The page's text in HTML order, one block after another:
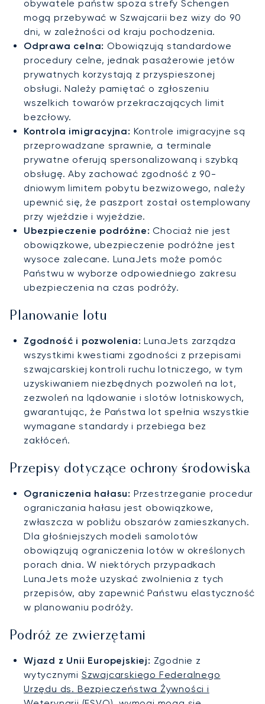
obywatele państw spoza strefy Schengen
mogą przebywać w Szwajcarii bez wizy do 90
dni, w zależności od kraju pochodzenia.
Odprawa celna: Obowiązują standardowe
procedury celne, jednak pasażerowie jetów
prywatnych korzystają z przyspieszonej
obsługi. Należy pamiętać o zgłoszeniu
wszelkich towarów przekraczających limit
bezcłowy.
Kontrola imigracyjna: Kontrole imigracyjne są
przeprowadzane sprawnie, a terminale
prywatne oferują spersonalizowaną i szybką
obsługę. Aby zachować zgodność z 90-
dniowym limitem pobytu bezwizowego, należy
upewnić się, że paszport został ostemplowany
przy wjeździe i wyjeździe.
Ubezpieczenie podróżne: Chociaż nie jest
obowiązkowe, ubezpieczenie podróżne jest
wysoce zalecane. LunaJets może pomóc
Państwu w wyborze odpowiedniego zakresu
ubezpieczenia na czas podróży.
Planowanie lotu
Zgodność i pozwolenia: LunaJets zarządza
wszystkimi kwestiami zgodności z przepisami
szwajcarskiej kontroli ruchu lotniczego, w tym
uzyskiwaniem niezbędnych pozwoleń na lot,
zezwoleń na lądowanie i slotów lotniskowych,
gwarantując, że Państwa lot spełnia wszystkie
wymagane standardy i przebiega bez
zakłóceń.
Przepisy dotyczące ochrony środowiska
Ograniczenia hałasu: Przestrzeganie procedur
ograniczania hałasu jest obowiązkowe,
zwłaszcza w pobliżu obszarów zamieszkanych.
Dla głośniejszych modeli samolotów
obowiązują ograniczenia lotów w określonych
porach dnia. W niektórych przypadkach
LunaJets może uzyskać zwolnienia z tych
przepisów, aby zapewnić Państwu elastyczność
w planowaniu podróży.
Podróż ze zwierzętami
Wjazd z Unii Europejskiej: Zgodnie z
wytycznymi Szwajcarskiego Federalnego
Urzędu ds. Bezpieczeństwa Żywności i